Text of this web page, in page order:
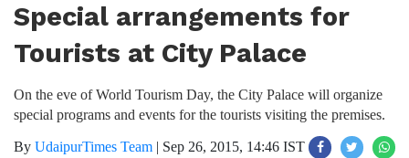
Special arrangements for
Tourists at City Palace
On the eve of World Tourism Day, the City Palace will organize
special programs and events for the tourists visiting the premises.
By UdaipurTimes Team | Sep 26, 2015, 14:46 IST